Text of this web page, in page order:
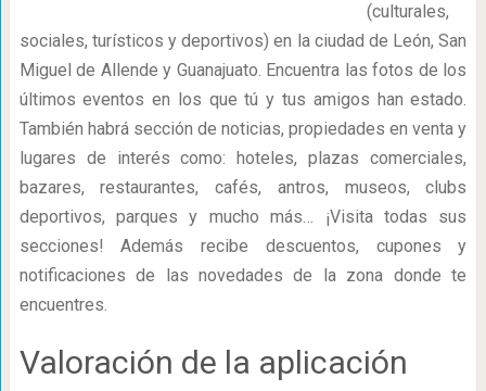
(culturales,
sociales, turísticos y deportivos) en la ciudad de León, San
Miguel de Allende y Guanajuato. Encuentra las fotos de los
últimos eventos en los que tú y tus amigos han estado.
También habrá sección de noticias, propiedades en venta y
lugares de interés como: hoteles, plazas comerciales,
bazares, restaurantes, cafés, antros, museos, clubs
deportivos, parques y mucho más… ¡Visita todas sus
secciones! Además recibe descuentos, cupones y
notificaciones de las novedades de la zona donde te
encuentres.
Valoración de la aplicación